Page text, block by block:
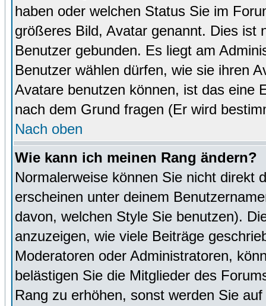
haben oder welchen Status Sie im
größeres Bild, Avatar genannt. Dies ist
Benutzer gebunden. Es liegt am
Benutzer wählen dürfen, wie sie ihren
Avatare benutzen können, ist das eine
nach dem Grund fragen (Er wird
Nach oben
Wie kann ich meinen Rang ändern?
Normalerweise können Sie nicht direkt
erscheinen unter deinem
davon, welchen Style Sie benutzen).
anzuzeigen, wie viele Beiträge
Moderatoren oder Administratoren,
belästigen Sie die Mitglieder des
Rang zu erhöhen, sonst werden Sie